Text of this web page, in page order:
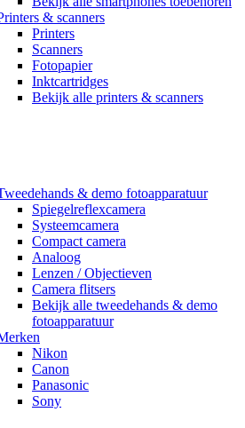
& scanners
Printers
Scanners
Fotopapier
Inktcartridges
Bekijk alle printers & scanners
& demo fotoapparatuur
Spiegelreflexcamera
Systeemcamera
Compact camera
Analoog
Lenzen / Objectieven
Camera flitsers
Bekijk alle tweedehands & demo
fotoapparatuur
Nikon
Canon
Panasonic
Sony